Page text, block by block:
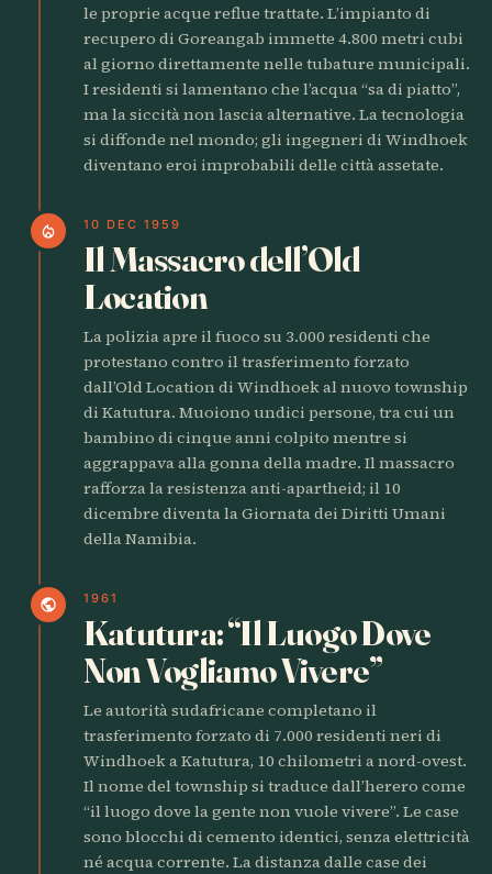
le proprie acque reflue trattate. L’impianto di
recupero di Goreangab immette 4.800 metri cubi
al giorno direttamente nelle tubature municipali.
I residenti si lamentano che l’acqua “sa di piatto”,
ma la siccità non lascia alternative. La tecnologia
si diffonde nel mondo; gli ingegneri di Windhoek
diventano eroi improbabili delle città assetate.
local_fire_department 10 DEC 1959
Il Massacro dell’Old
Location
La polizia apre il fuoco su 3.000 residenti che
protestano contro il trasferimento forzato
dall’Old Location di Windhoek al nuovo township
di Katutura. Muoiono undici persone, tra cui un
bambino di cinque anni colpito mentre si
aggrappava alla gonna della madre. Il massacro
rafforza la resistenza anti-apartheid; il 10
dicembre diventa la Giornata dei Diritti Umani
della Namibia.
public 1961
Katutura: “Il Luogo Dove
Non Vogliamo Vivere”
Le autorità sudafricane completano il
trasferimento forzato di 7.000 residenti neri di
Windhoek a Katutura, 10 chilometri a nord-ovest.
Il nome del township si traduce dall’herero come
“il luogo dove la gente non vuole vivere”. Le case
sono blocchi di cemento identici, senza elettricità
né acqua corrente. La distanza dalle case dei